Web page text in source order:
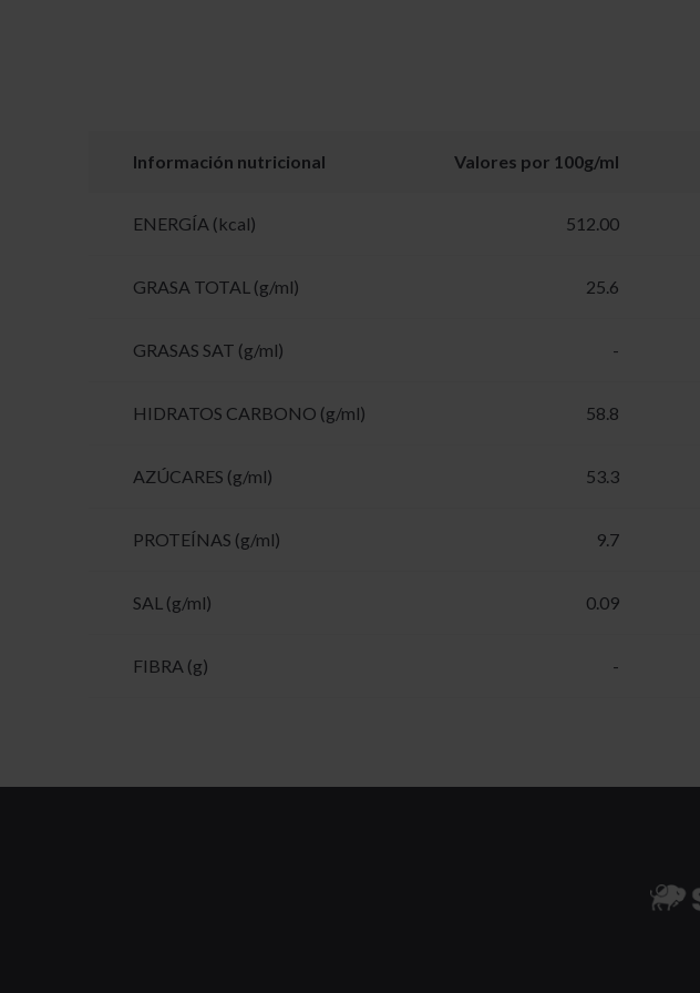
Información nutricional Valores por 100g/ml
ENERGÍA (kcal) 512.00
GRASA TOTAL (g/ml) 25.6
GRASAS SAT (g/ml) -
HIDRATOS CARBONO (g/ml) 58.8
AZÚCARES (g/ml) 53.3
PROTEÍNAS (g/ml) 9.7
SAL (g/ml) 0.09
FIBRA (g) -